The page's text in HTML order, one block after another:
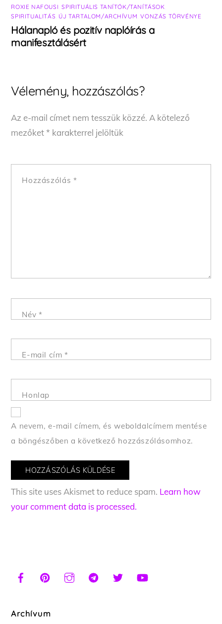
ROXIE NAFOUSI ,SPIRITUÁLIS TANÍTÓK/TANÍTÁSOK
SPIRITUALITÁS ÚJ TARTALOM/ARCHÍVUM ,VONZÁS TÖRVÉNYE
Hálanapló és pozitív naplóírás a
manifesztálásért
Vélemény, hozzászólás?
Az e-mail címet nem tesszük közzé. A kötelező
mezőket* karakterrel jelöltük
Hozzászólás *
Név *
E-mail cím*
Honlap
A nevem, e-mail címem, és weboldalcímem mentése
a böngészőben a következő hozzászólásomhoz.
This site uses Akismet to reduce spam. Learn how
your comment data is processed.
Archívum